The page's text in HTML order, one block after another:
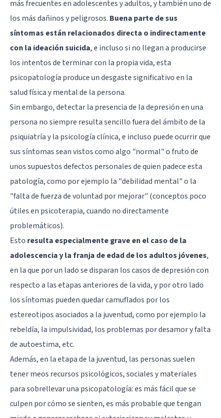
más frecuentes en adolescentes y adultos, y también uno de
los más dañinos y peligrosos. Buena parte de sus
síntomas están relacionados directa o indirectamente
con la ideación suicida, e incluso si no llegan a producirse
los intentos de terminar con la propia vida, esta
psicopatología produce un desgaste significativo en la
salud física y mental de la persona.
Sin embargo, detectar la presencia de la depresión en una
persona no siempre resulta sencillo fuera del ámbito de la
psiquiatría y la psicología clínica, e incluso puede ocurrir que
sus síntomas sean vistos como algo "normal" o fruto de
unos supuestos defectos personales de quien padece esta
patología, como por ejemplo la "debilidad mental" o la
"falta de fuerza de voluntad por mejorar" (conceptos poco
útiles en psicoterapia, cuando no directamente
problemáticos).
Esto resulta especialmente grave en el caso de la
adolescencia y la franja de edad de los adultos jóvenes,
en la que por un lado se disparan los casos de depresión con
respecto a las etapas anteriores de la vida, y por otro lado
los síntomas pueden quedar camuflados por los
estereotipos asociados a la juventud, como por ejemplo la
rebeldía, la impulsividad, los problemas por desamor y falta
de autoestima, etc.
Además, en la etapa de la juventud, las personas suelen
tener meos recursos psicológicos, sociales y materiales
para sobrellevar una psicopatología: es más fácil que se
culpen por cómo se sienten, es más probable que tengan